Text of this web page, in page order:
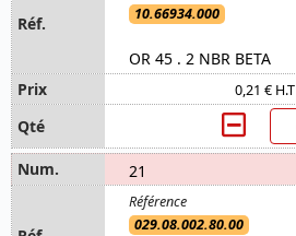
10.66934.000
OR 45 . 2 NBR BETA
0,21 € H.T
21
029.08.002.80.00